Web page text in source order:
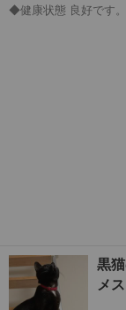
◆健康状態 良好です。
黒
メ